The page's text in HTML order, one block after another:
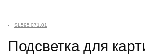
SL595.071.01
Подсветка для